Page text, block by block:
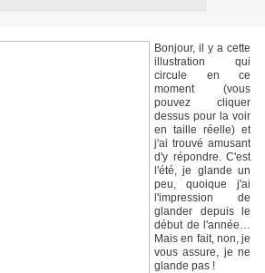
Bonjour, il y a cette
illustration qui
circule en ce
moment (vous
pouvez cliquer
dessus pour la voir
en taille réelle) et
j'ai trouvé amusant
d'y répondre. C'est
l'été, je glande un
peu, quoique j'ai
l'impression de
glander depuis le
début de l'année…
Mais en fait, non, je
vous assure, je ne
glande pas !